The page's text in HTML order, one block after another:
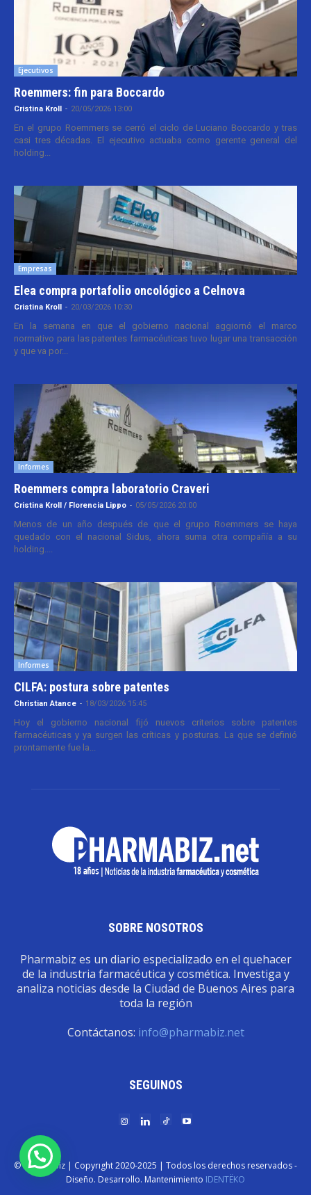
Ejecutivos
Roemmers: fin para Boccardo
Cristina Kroll - 20/05/2026 13:00
En el grupo Roemmers se cerró el ciclo de Luciano Boccardo y tras
casi tres décadas. El ejecutivo actuaba como gerente general del
holding...
Empresas
Elea compra portafolio oncológico a Celnova
Cristina Kroll - 20/03/2026 10:30
En la semana en que el gobierno nacional aggiornó el marco
normativo para las patentes farmacéuticas tuvo lugar una transacción
y que va por...
Informes
Roemmers compra laboratorio Craveri
Cristina Kroll / Florencia Lippo - 05/05/2026 20:00
Menos de un año después de que el grupo Roemmers se haya
quedado con el nacional Sidus, ahora suma otra compañía a su
holding....
Informes
CILFA: postura sobre patentes
Christian Atance - 18/03/2026 15:45
Hoy el gobierno nacional fijó nuevos criterios sobre patentes
farmacéuticas y ya surgen las críticas y posturas. La que se definió
prontamente fue la...
SOBRE NOSOTROS
Pharmabiz es un diario especializado en el quehacer
de la industria farmacéutica y cosmética. Investiga y
analiza noticias desde la Ciudad de Buenos Aires para
toda la región
Contáctanos: info@pharmabiz.net
SEGUINOS
© Pharmabiz | Copyrıght 2020-2025 | Todos los derechos reservados -
Diseño. Desarrollo. Mantenimiento IDENTËKO